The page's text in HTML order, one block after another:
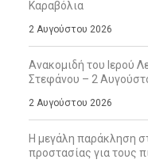
Καραβόλια
2 Αυγούστου 2026
Ανακομιδή του Ιερού
Στεφάνου – 2
2 Αυγούστου 2026
Η μεγάλη παράκληση
προστασίας για τους